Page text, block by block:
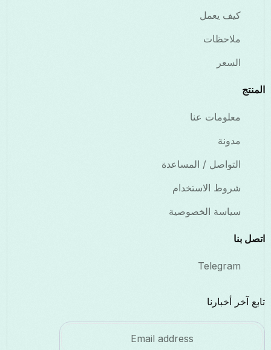
كيف يعمل
ملاحظات
السعر
المنتج
معلومات عنا
مدونة
التواصل / المساعدة
شروط الاستخدام
سياسة الخصوصية
اتصل بنا
Telegram
تابع آخر أخبارنا